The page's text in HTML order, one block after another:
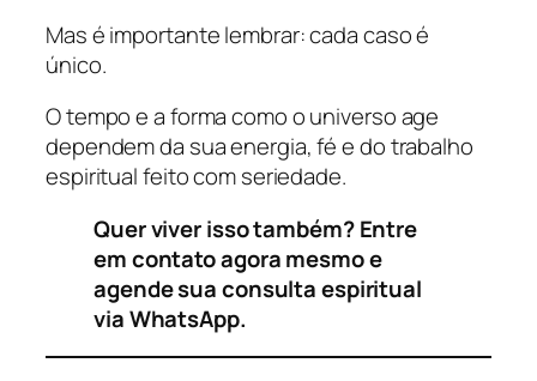
Mas é importante lembrar: cada caso é
único.
O tempo e a forma como o universo age
dependem da sua energia, fé e do trabalho
espiritual feito com seriedade.
Quer viver isso também? Entre
em contato agora mesmo e
agende sua consulta espiritual
via WhatsApp.